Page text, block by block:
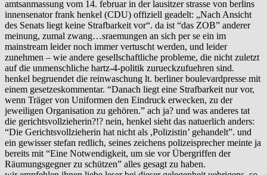
amtsanmassung vom 14. februar in der lausitzer strasse von berlins
innensenator frank henkel (CDU) offiziell geadelt: „Nach Ansicht
des Senats liegt keine Strafbarkeit vor“. da ist “das ZOB” anderer
meinung, zumal zwang…sraemungen an sich per se ein im
mainstream leider noch immer vertuscht werden, und leider
zunehmen – wie andere gesellschaftliche probleme, die nicht zuletzt
auf die unmenschliche hartz-4-politik zurueckzufuehren sind.
henkel begruendet die reinwaschung lt. berliner boulevardpresse mit
einem gesetzeskommentar. “Danach liegt eine Strafbarkeit nur vor,
wenn Träger von Uniformen den Eindruck erwecken, zu der
jeweiligen Organisation zu gehören.” ach ja? und was anderes tat
die gerichtsvollzieherin?!? nein, henkel sieht das natuerlich anders:
“Die Gerichtsvollzieherin hat nicht als ,Polizistin’ gehandelt”. und
ein gewisser stefan redlich, seines zeichens polizeisprecher meinte ja
bereits mit “Eine Notwendigkeit, um sie vor Übergriffen der
Räumungsgegner zu schützen” alles gesagt zu haben.